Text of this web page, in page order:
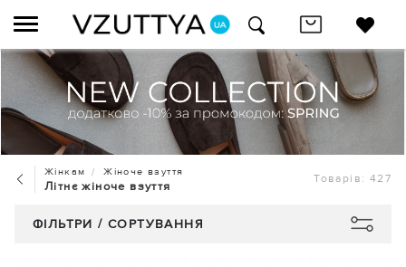
Жінкам Жіноче взуття
Літнє жіноче взуття
Товарів: 427
ФІЛЬТРИ / СОРТУВАННЯ